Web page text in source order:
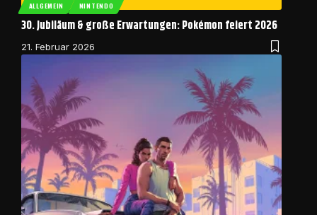
ALLGEMEIN NINTENDO
30. Jubiläum & große Erwartungen: Pokémon feiert 2026
21. Februar 2026